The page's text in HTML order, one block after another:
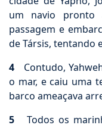
um navio pronto
passagem e
de Társis, tentando
4 Contudo,
o mar, e caiu uma
barco ameaçava
5 Todos os